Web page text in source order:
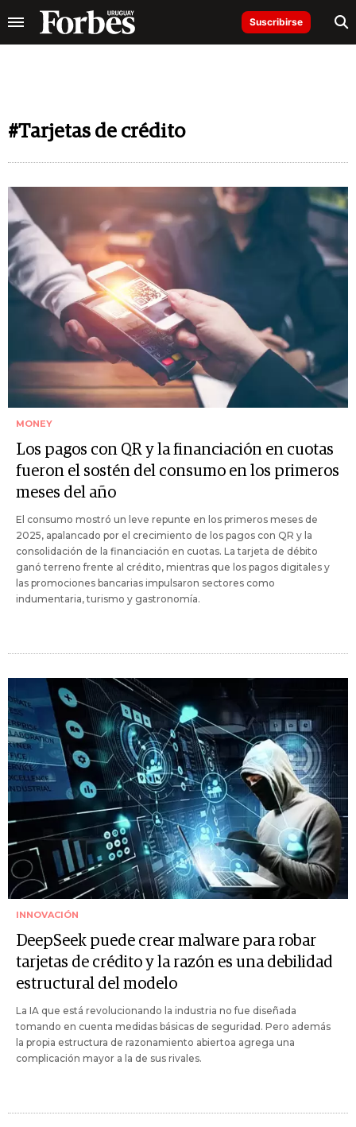
Suscribirse
#Tarjetas de crédito
MONEY
Los pagos con QR y la financiación en cuotas
fueron el sostén del consumo en los primeros
meses del año
El consumo mostró un leve repunte en los primeros meses de
2025, apalancado por el crecimiento de los pagos con QR y la
consolidación de la financiación en cuotas. La tarjeta de débito
ganó terreno frente al crédito, mientras que los pagos digitales y
las promociones bancarias impulsaron sectores como
indumentaria, turismo y gastronomía.
INNOVACIÓN
DeepSeek puede crear malware para robar
tarjetas de crédito y la razón es una debilidad
estructural del modelo
La IA que está revolucionando la industria no fue diseñada
tomando en cuenta medidas básicas de seguridad. Pero además
la propia estructura de razonamiento abiertoa agrega una
complicación mayor a la de sus rivales.